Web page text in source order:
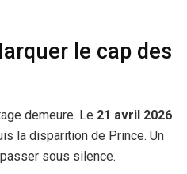
le cap des
demeure. Le 21 avril 2026
la disparition de Prince. Un
sous silence.